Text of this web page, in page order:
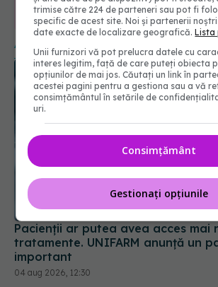
365
URMĂRITORI
ARTICOLE SIMILARE
Pacienții ar putea avea acces mai
tratamente. UNIFARM anunță un
important
04 aug 2026, 12:30
trimise către 224 de parteneri sau pot fi
specific de acest site. Noi și partenerii
date exacte de localizare geografică.Lista
Unii furnizori vă pot prelucra datele cu
interes legitim, față de care puteți obiecta
opțiunilor de mai jos. Căutați un link în
acestei pagini pentru a gestiona sau a vă
consimțământul în setările de
uri.
Consimțământ
Gestionați opțiunile